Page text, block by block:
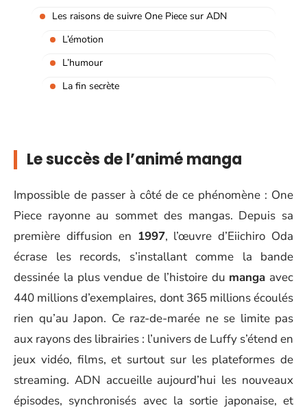
Les raisons de suivre One Piece sur ADN
L’émotion
L’humour
La fin secrète
Le succès de l’animé manga
Impossible de passer à côté de ce phénomène : One
Piece rayonne au sommet des mangas. Depuis sa
première diffusion en 1997, l’œuvre d’Eiichiro Oda
écrase les records, s’installant comme la bande
dessinée la plus vendue de l’histoire du manga avec
440 millions d’exemplaires, dont 365 millions écoulés
rien qu’au Japon. Ce raz-de-marée ne se limite pas
aux rayons des librairies : l’univers de Luffy s’étend en
jeux vidéo, films, et surtout sur les plateformes de
streaming. ADN accueille aujourd’hui les nouveaux
épisodes, synchronisés avec la sortie japonaise, et